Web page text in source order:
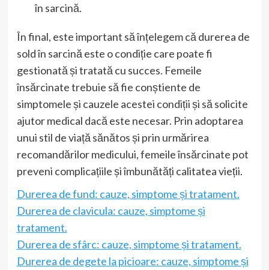
în sarcină.
În final, este important să înțelegem că durerea de
sold în sarcină este o condiție care poate fi
gestionată și tratată cu succes. Femeile
însărcinate trebuie să fie conștiente de
simptomele și cauzele acestei condiții și să solicite
ajutor medical dacă este necesar. Prin adoptarea
unui stil de viață sănătos și prin urmărirea
recomandărilor medicului, femeile însărcinate pot
preveni complicațiile și îmbunătăți calitatea vieții.
Durerea de fund: cauze, simptome și tratament.
Durerea de clavicula: cauze, simptome și
tratament.
Durerea de sfârc: cauze, simptome și tratament.
Durerea de degete la picioare: cauze, simptome și